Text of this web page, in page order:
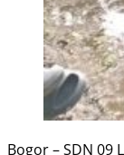
Bogor – SDN 09